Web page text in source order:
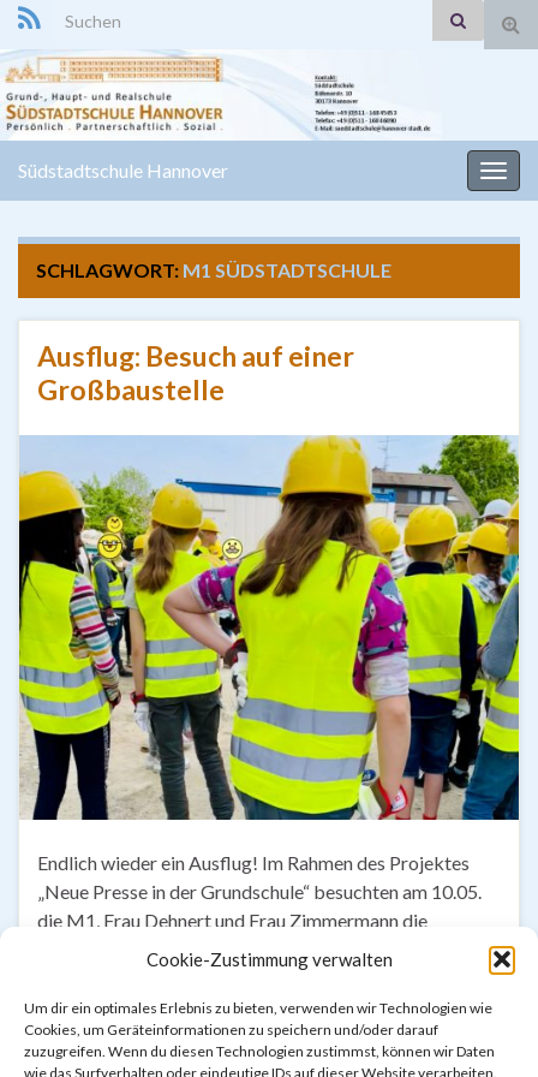
Cookie-Zustimmung verwalten
Um dir ein optimales Erlebnis zu bieten, verwenden wir Technologien wie
Cookies, um Geräteinformationen zu speichern und/oder darauf
zuzugreifen. Wenn du diesen Technologien zustimmst, können wir Daten
wie das Surfverhalten oder eindeutige IDs auf dieser Website verarbeiten.
Search for:
Südstadtschule Hannover
SCHLAGWORT: M1 SÜDSTADTSCHULE
Ausflug: Besuch auf einer
Großbaustelle
Endlich wieder ein Ausflug! Im Rahmen des Projektes
„Neue Presse in der Grundschule“ besuchten am 10.05.
die M1, Frau Dehnert und Frau Zimmermann die
Großbaustelle Langenhagen/ Wiesenau auf der
Wohnhäuser der KSG gebaut werden. Momentan
befinden sich diese noch im Rohbau. Zunächst gab es
eine Sicherheitseinweisung und Schutzmaterial, bevor
eine Begehung des Baugeländes startete. Dem …